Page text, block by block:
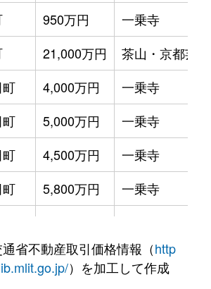
2,000万円
神宮丸太町
3,900万円
神宮丸太町
3,700万円
神宮丸太町
2,500万円
神宮丸太町
1,400万円
出町柳
1,200万円
出町柳
670万円
出町柳
3,500万円
出町柳
1,400万円
茶山・京都芸術
5,100万円
国際会館
3,500万円
国際会館
5,100万円
岩倉(京都)
13,000万円
国際会館
4,900万円
国際会館
1,500万円
神宮丸太町
5,500万円
茶山・京都芸
950万円
一乗寺
21,000万円
茶山・京都芸
4,000万円
一乗寺
5,000万円
一乗寺
4,500万円
一乗寺
5,800万円
一乗寺
1,300万円
一乗寺
省不動産取引価格情報（http
）を加工して作成